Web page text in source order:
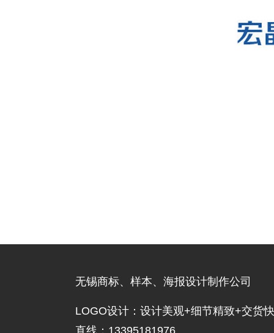
无锡商标、样本、海报设计制作公司
LOGO设计：设计美观+细节精致+交货
直线：13395181976